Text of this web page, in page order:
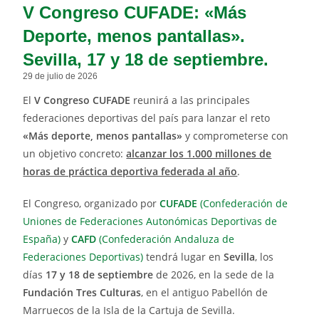
V Congreso CUFADE: «Más
Deporte, menos pantallas».
Sevilla, 17 y 18 de septiembre.
29 de julio de 2026
ElV Congreso CUFADE reunirá a las principales
federaciones deportivas del país para lanzar el reto
«Más deporte, menos pantallas» y comprometerse con
un objetivo concreto:alcanzar los 1.000 millones de
horas de práctica deportiva federada al año.
El Congreso, organizado porCUFADE (Confederación de
Uniones de Federaciones Autonómicas Deportivas de
España) yCAFD (Confederación Andaluza de
Federaciones Deportivas) tendrá lugar enSevilla, los
días 17 y 18 de septiembre de 2026, en la sede de la
Fundación Tres Culturas, en el antiguo Pabellón de
Marruecos de la Isla de la Cartuja de Sevilla.